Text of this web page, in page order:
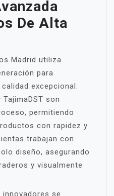
De Alta
Madrid utiliza
para
excepcional.
son
permitiendo
con rapidez y
trabajan con
diseño, asegurando
y visualmente
se